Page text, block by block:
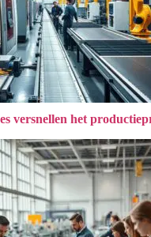
versnellen het